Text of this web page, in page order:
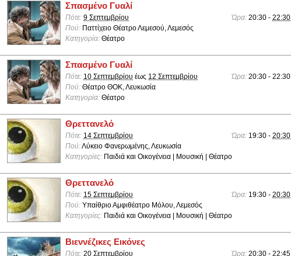
Σπασμένο Γυαλί
Πότε: 9 Σεπτεμβρίου Ώρα: 20:30 - 22:30
Πού: Παττίχειο Θέατρο Λεμεσού, Λεμεσός
Κατηγορία: Θέατρο
Σπασμένο Γυαλί
Πότε: 10 Σεπτεμβρίου έως 12 Σεπτεμβρίου Ώρα: 20:30 - 22:30
Πού: Θέατρο ΘΟΚ, Λευκωσία
Κατηγορία: Θέατρο
Θρεττανελό
Πότε: 14 Σεπτεμβρίου Ώρα: 19:30 - 20:30
Πού:Λύκειο Φανερωμένης, Λευκωσία
Κατηγορίες: Παιδιά και Οικογένεια | Μουσική | Θέατρο
Θρεττανελό
Πότε: 15 Σεπτεμβρίου Ώρα: 19:30 - 20:30
Πού: Υπαίθριο Αμφιθέατρο Μόλου, Λεμεσός
Κατηγορίες: Παιδιά και Οικογένεια | Μουσική | Θέατρο
Βιεννέζικες Εικόνες
Πότε: 20 Σεπτεμβρίου Ώρα: 20:30 - 22:45